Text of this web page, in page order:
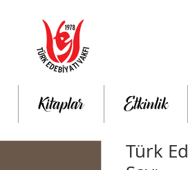
Kitaplar Etkinlik
Türk